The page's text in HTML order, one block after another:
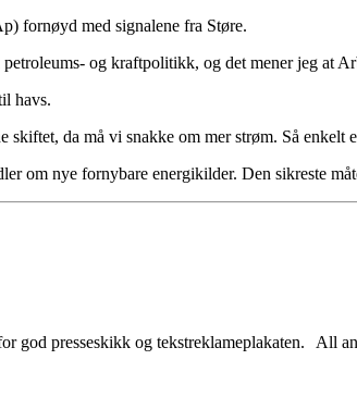
fornøyd med signalene fra Støre.
og kraftpolitikk, og det mener jeg at
havs.
da må vi snakke om mer strøm. Så enkelt
om nye fornybare energikilder. Den sikreste
god presseskikk og tekstreklameplakaten. All